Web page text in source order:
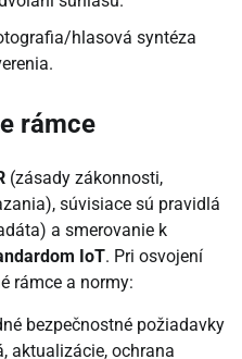
hlasová syntéza
rámce
(zásady zákonnosti,
súvisiace sú pravidlá
a smerovanie k
IoT. Pri osvojení
rámce a normy:
bezpečnostné požiadavky
aktualizácie, ochrana